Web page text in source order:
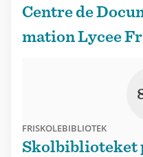
Centre de
mation Lycee
FRISKOLEBIBLIOTEK
Skolbiblioteket